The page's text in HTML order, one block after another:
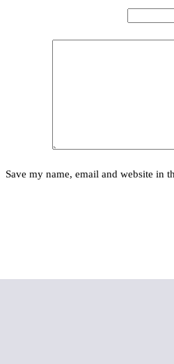
Save my name, email and website in